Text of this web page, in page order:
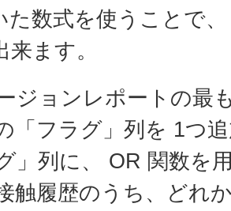
た数式を使うことで
ます。
ジョンレポートの最
「フラグ」列を 1つ
」列に、 OR 関数を
触履歴のうち、どれ